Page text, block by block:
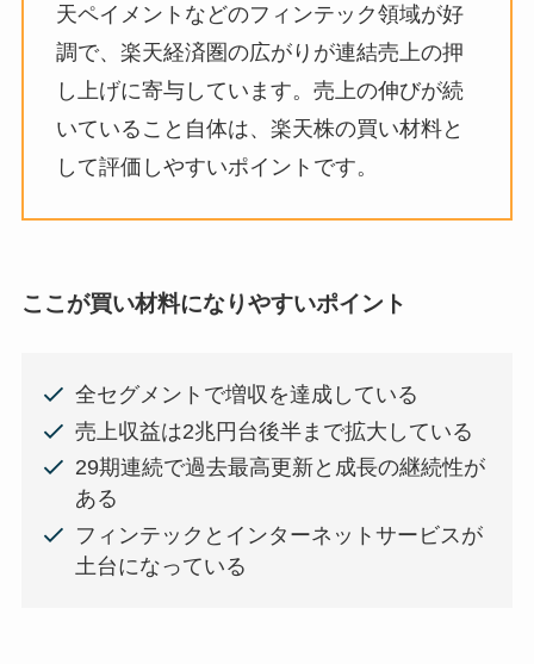
天ペイメントなどのフィンテック領域が好
調で、楽天経済圏の広がりが連結売上の押
し上げに寄与しています。売上の伸びが続
いていること自体は、楽天株の買い材料と
して評価しやすいポイントです。
ここが買い材料になりやすいポイント
全セグメントで増収を達成している
売上収益は2兆円台後半まで拡大している
29期連続で過去最高更新と成長の継続性が
ある
フィンテックとインターネットサービスが
土台になっている